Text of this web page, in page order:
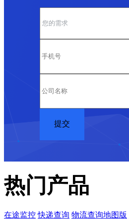
热门产品
在途监控 快递查询 物流查询地图版